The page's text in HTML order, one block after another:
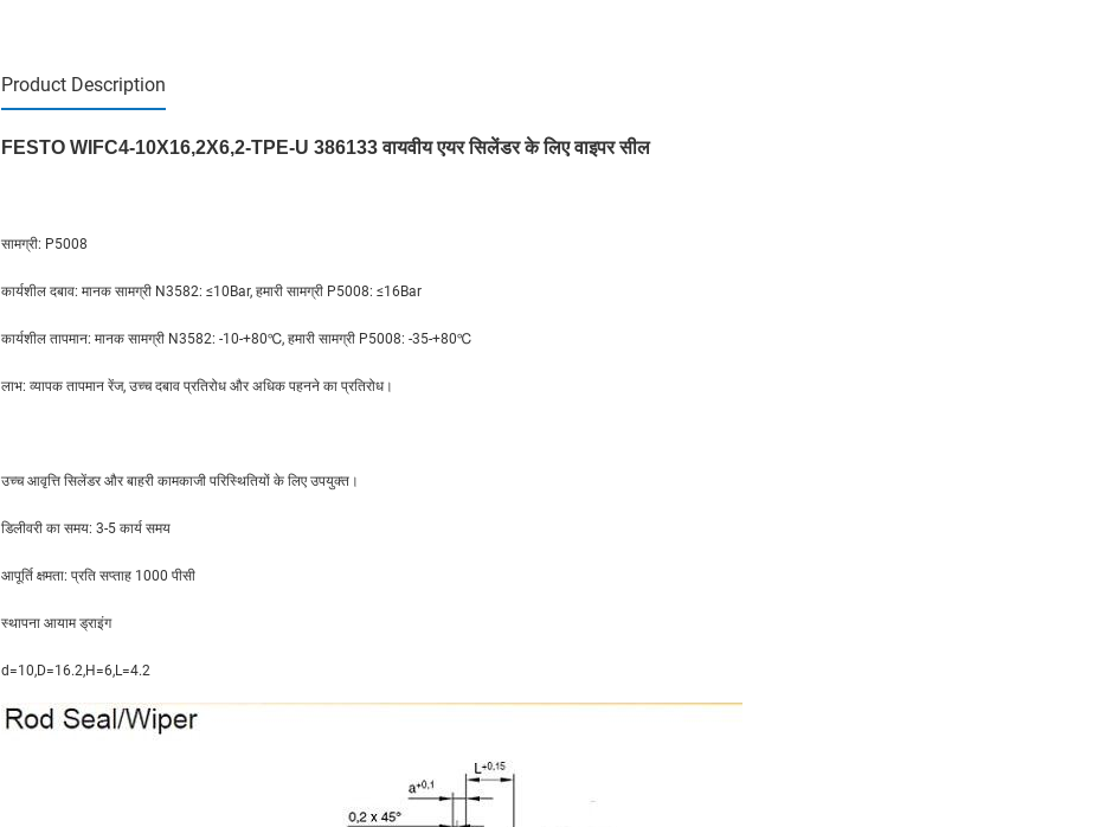
Product Description
FESTO WIFC4-10X16,2X6,2-TPE-U 386133 वायवीय एयर सिलेंडर के लिए वाइपर सील
सामग्री: P5008
कार्यशील दबाव: मानक सामग्री N3582: ≤10Bar, हमारी सामग्री P5008: ≤16Bar
कार्यशील तापमान: मानक सामग्री N3582: -10-+80℃, हमारी सामग्री P5008: -35-+80℃
लाभ: व्यापक तापमान रेंज, उच्च दबाव प्रतिरोध और अधिक पहनने का प्रतिरोध।
उच्च आवृत्ति सिलेंडर और बाहरी कामकाजी परिस्थितियों के लिए उपयुक्त।
डिलीवरी का समय: 3-5 कार्य समय
आपूर्ति क्षमता: प्रति सप्ताह 1000 पीसी
स्थापना आयाम ड्राइंग
d=10,D=16.2,H=6,L=4.2